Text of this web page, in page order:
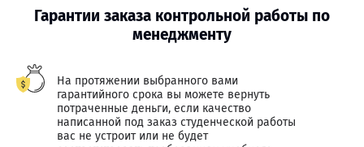
Гарантии заказа контрольной работы по
менеджменту
На протяжении выбранного вами
гарантийного срока вы можете вернуть
потраченные деньги, если качество
написанной под заказ студенческой работы
вас не устроит или не будет